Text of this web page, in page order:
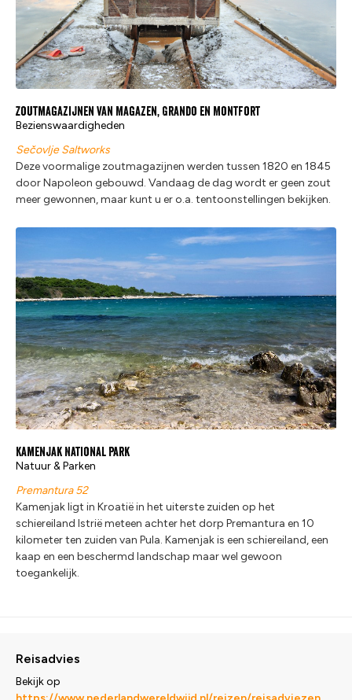
Zoutmagazijnen van Magazen, Grando en Montfort
Bezienswaardigheden
Sečovlje Saltworks
Deze voormalige zoutmagazijnen werden tussen 1820 en 1845
door Napoleon gebouwd. Vandaag de dag wordt er geen zout
meer gewonnen, maar kunt u er o.a. tentoonstellingen bekijken.
Kamenjak National Park
Natuur & Parken
Premantura 52
Kamenjak ligt in Kroatië in het uiterste zuiden op het
schiereiland Istrië meteen achter het dorp Premantura en 10
kilometer ten zuiden van Pula. Kamenjak is een schiereiland, een
kaap en een beschermd landschap maar wel gewoon
toegankelijk.
Reisadvies
Bekijk op